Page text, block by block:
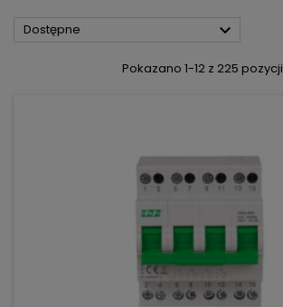
Dostępne 
Pokazano 1-12 z 225 pozycji